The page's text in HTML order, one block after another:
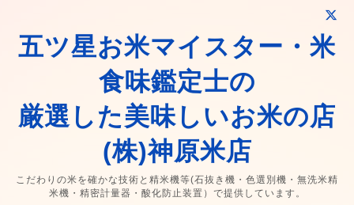
五ツ星お米マイスター・米
食味鑑定士の
厳選した美味しいお米の店
(株)神原米店
こだわりの米を確かな技術と精米機等(石抜き機・色選別機・無洗米精
米機・精密計量器・酸化防止装置）で提供しています。